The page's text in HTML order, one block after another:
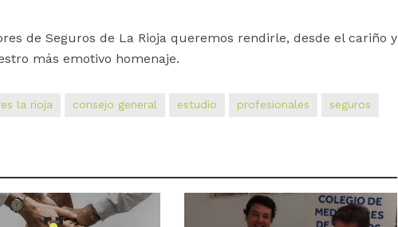
de Seguros de La Rioja queremos rendirle, desde el cariño y
más emotivo homenaje.
la rioja consejo general estudio profesionales seguros